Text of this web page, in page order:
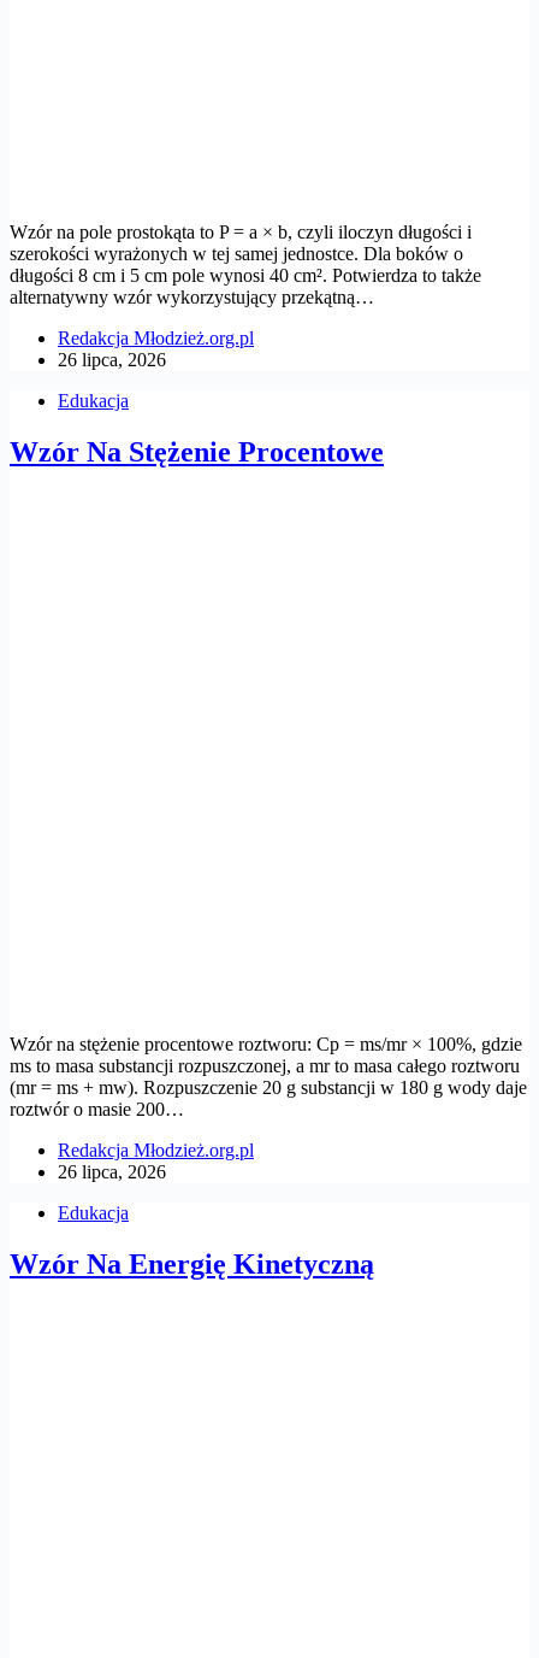
Wzór na pole prostokąta to P = a × b, czyli iloczyn długości i
szerokości wyrażonych w tej samej jednostce. Dla boków o
długości 8 cm i 5 cm pole wynosi 40 cm². Potwierdza to także
alternatywny wzór wykorzystujący przekątną…
Redakcja Młodzież.org.pl
26 lipca, 2026
Edukacja
Wzór Na Stężenie Procentowe
Wzór na stężenie procentowe roztworu: Cp = ms/mr × 100%, gdzie
ms to masa substancji rozpuszczonej, a mr to masa całego roztworu
(mr = ms + mw). Rozpuszczenie 20 g substancji w 180 g wody daje
roztwór o masie 200…
Redakcja Młodzież.org.pl
26 lipca, 2026
Edukacja
Wzór Na Energię Kinetyczną